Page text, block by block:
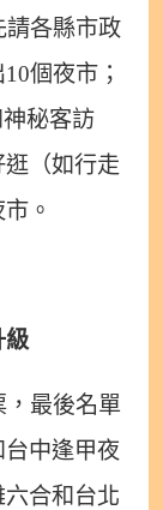
請各縣市政
個夜市；
秘客訪
（如行走
。
級
，最後名單
中逢甲夜
合和台北